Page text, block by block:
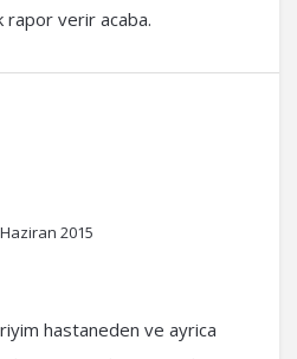
rapor verir acaba.
2015
hastaneden ve ayrica